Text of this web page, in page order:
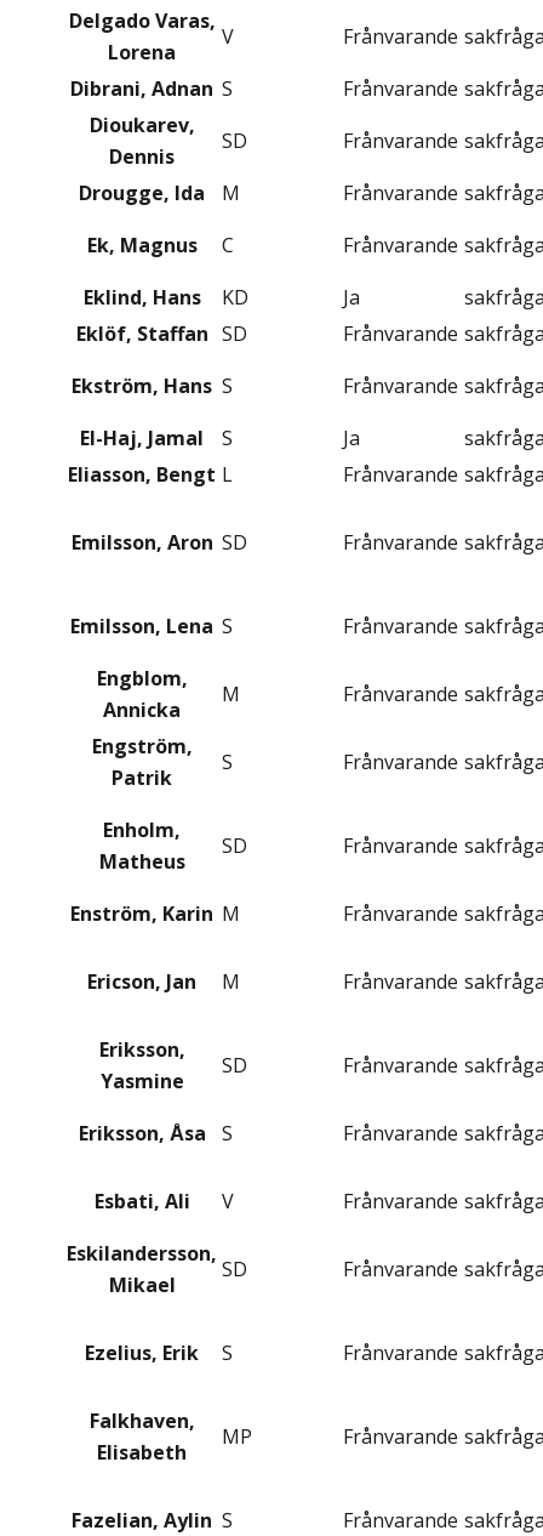
Delgado Varas,
Lorena
V Frånvarande
Dibrani, Adnan S Frånvarande
Dioukarev,
Dennis
SD Frånvarande
Drougge, Ida
M Frånvarande
Ek, Magnus
C Frånvarande
Eklind, Hans
KD Ja
Eklöf, Staffan SD Frånvarande
Ekström, Hans S Frånvarande
El-Haj, Jamal
S Ja
Eliasson, Bengt L Frånvarande
Emilsson, Aron SD Frånvarande
Emilsson, Lena S Frånvarande
Engblom,
Annicka
M Frånvarande
Engström,
Patrik
S Frånvarande
Enholm,
Matheus
SD Frånvarande
Enström, Karin M Frånvarande
Ericson, Jan M Frånvarande
Eriksson,
Yasmine
SD Frånvarande
Eriksson, Åsa S Frånvarande
Esbati, Ali V Frånvarande
Eskilandersson,
Mikael
SD Frånvarande
Ezelius, Erik S Frånvarande
Falkhaven,
Elisabeth
MP Frånvarande
Fazelian, Aylin S Frånvarande